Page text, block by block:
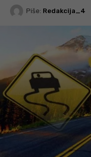
Piše: Redakcija_4